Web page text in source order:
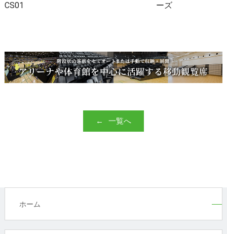
CS01
ーズ
一覧へ
ホーム